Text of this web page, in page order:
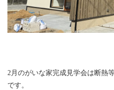
2月のがいな家完成見学会は断熱
です。